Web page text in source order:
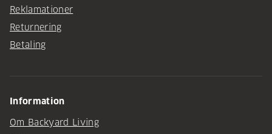
Reklamationer
Returnering
Betaling
Information
Om Backyard Living